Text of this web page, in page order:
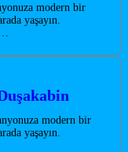
modern bir
yaşayın.
modern bir
yaşayın.